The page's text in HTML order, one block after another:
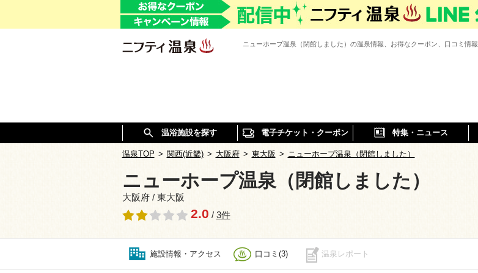
ニューホープ温泉（閉館しました）の温泉情報、お得なクーポン、口コミ情報
温浴施設を探す 電子チケット・クーポン 特集・ニュース
温泉TOP > 関西(近畿) > 大阪府 > 東大阪 > ニューホープ温泉（閉館しました）
ニューホープ温泉（閉館しました）
大阪府 / 東大阪
2.0 / 3件
施設情報・アクセス 口コミ(3) 温泉レポート